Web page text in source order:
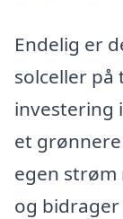
Endelig er
solceller på
investering
et
egen strøm
og